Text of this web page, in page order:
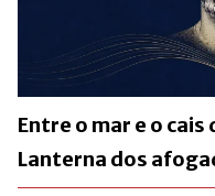
Entre o mar e o
Lanterna dos